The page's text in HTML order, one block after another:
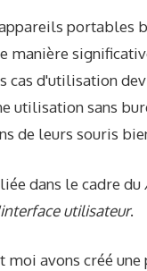
portables
manière
cas d'utilisation
utilisation sans
de leurs souris
dans le cadre du
utilisateur.
moi avons créé